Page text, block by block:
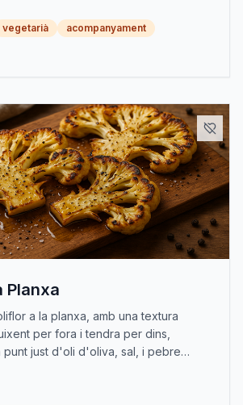
vegetarià
acompanyament
Planxa
a la planxa, amb una textura
per fora i tendra per dins,
punt just d'oli d'oliva, sal, i pebre
el seu sabor natural.